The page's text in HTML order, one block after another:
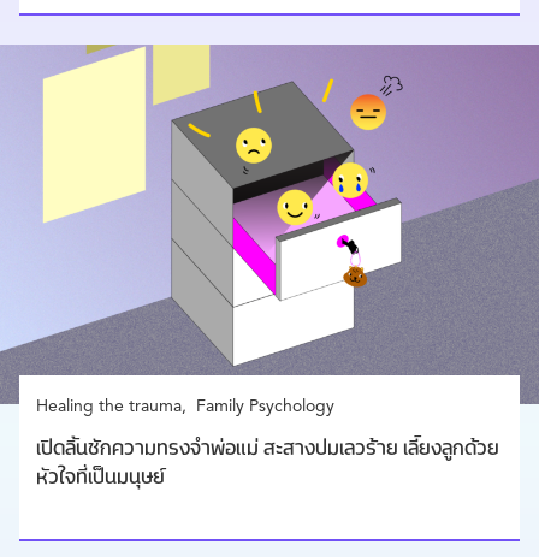
Healing the trauma Family Psychology
เปิดลิ้นชักความทรงจำพ่อแม่ สะสางปมเลวร้าย เลี้ยงลูกด้วย
หัวใจที่เป็นมนุษย์